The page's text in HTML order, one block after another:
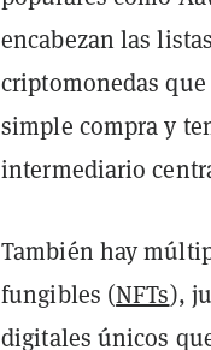
encabezan las
criptomonedas
simple compra y
intermediario
También hay
fungibles (NFTs),
digitales únicos